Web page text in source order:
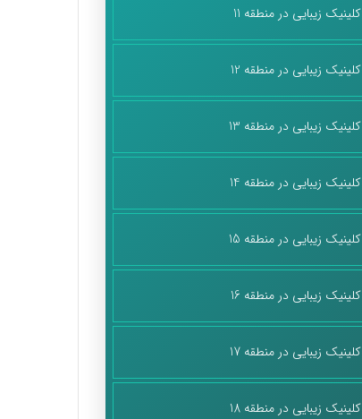
کلینیک زیبایی در منطقه 11
کلینیک زیبایی در منطقه 12
کلینیک زیبایی در منطقه 13
کلینیک زیبایی در منطقه 14
کلینیک زیبایی در منطقه 15
کلینیک زیبایی در منطقه 16
کلینیک زیبایی در منطقه 17
کلینیک زیبایی در منطقه 18